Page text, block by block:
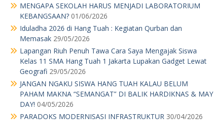
MENGAPA SEKOLAH HARUS MENJADI LABORATORIUM
KEBANGSAAN? 01/06/2026
Iduladha 2026 di Hang Tuah : Kegiatan Qurban dan
Memasak 29/05/2026
Lapangan Riuh Penuh Tawa Cara Saya Mengajak Siswa
Kelas 11 SMA Hang Tuah 1 Jakarta Lupakan Gadget Lewat
Geografi 29/05/2026
JANGAN NGAKU SISWA HANG TUAH KALAU BELUM
PAHAM MAKNA “SEMANGAT” DI BALIK HARDIKNAS & MAY
DAY! 04/05/2026
PARADOKS MODERNISASI INFRASTRUKTUR 30/04/2026